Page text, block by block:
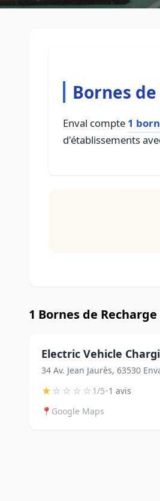
Bornes
Enval compte 1
d'établissements
1 Bornes de
Electric Vehicle
34 Av. Jean Jaurès, 63530
★☆☆☆☆1/5•1 avis
📍 Google Maps